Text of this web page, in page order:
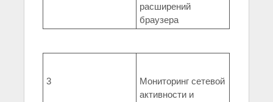
расширений
браузера
3
Мониторинг сетевой
активности и